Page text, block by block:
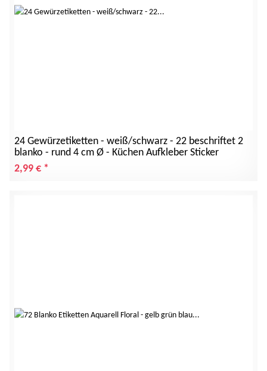
24 Gewürzetiketten - weiß/schwarz - 22 beschriftet 2
blanko - rund 4 cm Ø - Küchen Aufkleber Sticker
2,99 € *